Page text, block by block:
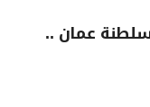
عمان ..